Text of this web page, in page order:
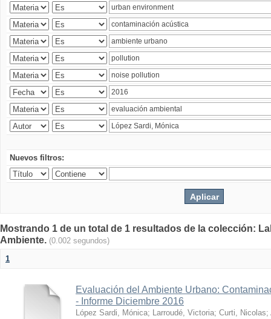
Nuevos filtros:
Mostrando 1 de un total de 1 resultados de la colección:
Ambiente. (0.002 segundos)
1
Evaluación del Ambiente Urbano:
- Informe Diciembre 2016
López Sardi, Mónica; Larroudé, Victoria; Curti, Nicolas;